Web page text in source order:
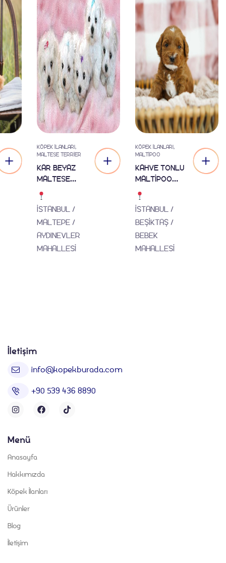
KÖPEK İLANLARI,
MALTESE TERRIER
KAR BEYAZ
MALTESE
TERRİER
CİNSLERİ
İSTANBUL /
MALTEPE /
AYDINEVLER
MAHALLESİ
KÖPEK İLANLARI,
MALTIPOO
KAHVE TONLU
MALTİPOO
CİNSİ
YAVRULAR EV
ÜRETİMİ
İSTANBUL /
BEŞİKTAŞ /
BEBEK
MAHALLESİ
İletişim
info@kopekburada.com
+90 539 436 8890
Menü
Anasayfa
Hakkımızda
Köpek İlanları
Ürünler
Blog
İletişim